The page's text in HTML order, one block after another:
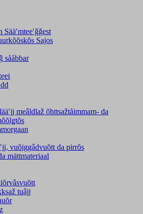
Sajos
sååbbar
meâldlaž õhttsažtåimmam- da
vuõiggâdvuõtt da pirrõs
mättmateriaal
tuâjj